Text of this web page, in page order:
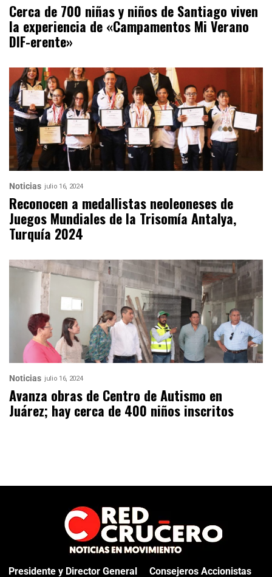
Cerca de 700 niñas y niños de Santiago viven
la experiencia de «Campamentos Mi Verano
DIF-erente»
Noticias julio 16, 2024
Reconocen a medallistas neoleoneses de
Juegos Mundiales de la Trisomía Antalya,
Turquía 2024
Noticias julio 16, 2024
Avanza obras de Centro de Autismo en
Juárez; hay cerca de 400 niños inscritos
Presidente y Director General Consejeros Accionistas